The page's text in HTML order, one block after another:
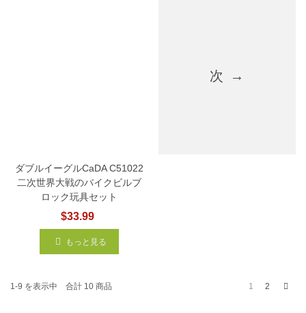
ダブルイーグルCaDA C51022
二次世界大戦のバイクビルブ
ロック玩具セット
$33.99
もっと見る
次
1-9 を表示中 合計 10 商品 1 2